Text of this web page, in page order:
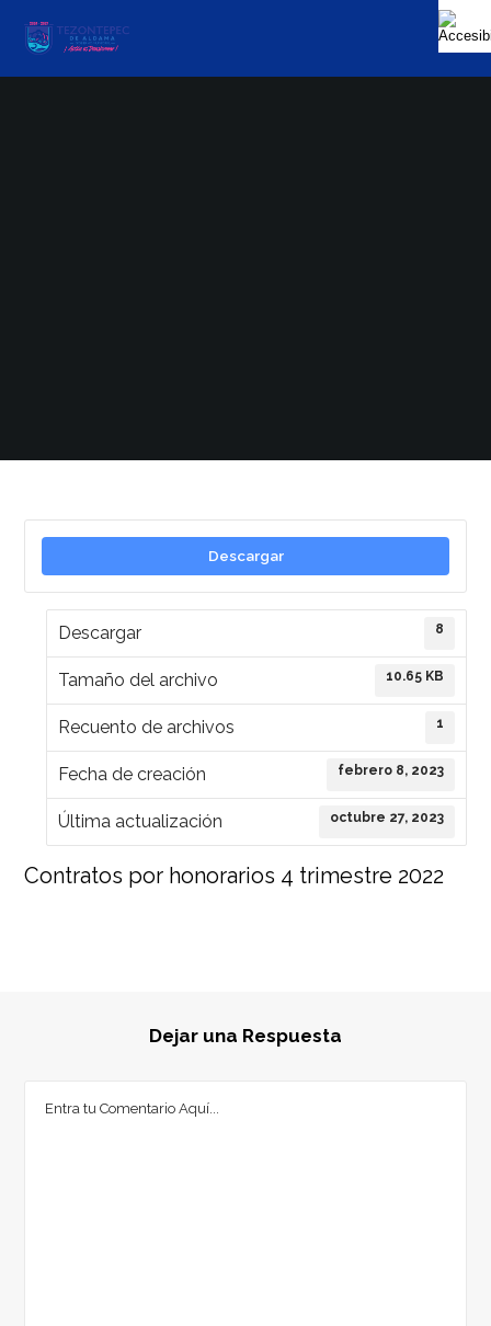
Descargar
Descargar 8
Tamaño del archivo 10.65 KB
Recuento de archivos 1
Fecha de creación febrero 8, 2023
Última actualización octubre 27, 2023
Contratos por honorarios 4 trimestre 2022
Dejar una Respuesta